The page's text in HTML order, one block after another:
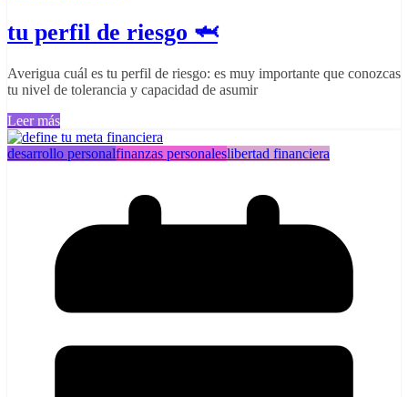
tu perfil de riesgo 🦈
Averigua cuál es tu perfil de riesgo: es muy importante que conozcas
tu nivel de tolerancia y capacidad de asumir
Leer más
desarrollo personalfinanzas personaleslibertad financiera